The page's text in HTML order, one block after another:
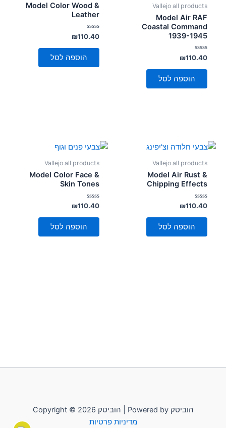
Vallejo all products
Model Air RAF
Coastal Command
1939-1945
דורג
0
מתוך
₪110.40
הוספה לסל
Model Color Wood &
Leather
דורג
0
מתוך
₪110.40
הוספה לסל
Vallejo all products
Model Air Rust &
Chipping Effects
דורג
0
מתוך
₪110.40
הוספה לסל
Vallejo all products
Model Color Face &
Skin Tones
דורג
0
מתוך
₪110.40
הוספה לסל
Copyright © 2026 הוביטק | Powered by הוביטק
מדיניות פרטיות